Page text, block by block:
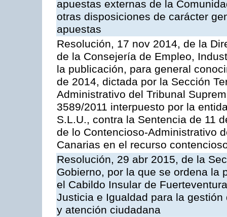
apuestas externas de la
otras disposiciones de carácter
apuestas
Resolución, 17 nov 2014, de la
de la Consejería de Empleo,
la publicación, para general
de 2014, dictada por la Sección
Administrativo del Tribunal
3589/2011 interpuesto por la
S.L.U., contra la Sentencia de 11
de lo Contencioso-Administrativo
Canarias en el recurso
Resolución, 29 abr 2015, de la
Gobierno, por la que se ordena la
el Cabildo Insular de
Justicia e Igualdad para la
y atención ciudadana